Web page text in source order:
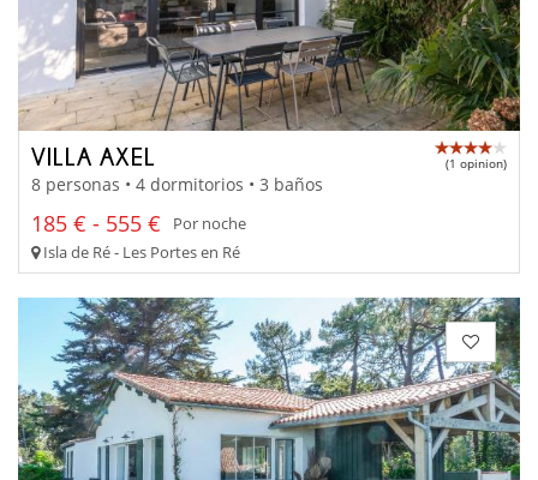
VILLA AXEL (1 opinion)
8 personas • 4 dormitorios • 3 baños
185 € - 555 €
Por noche
Isla de Ré - Les Portes en Ré